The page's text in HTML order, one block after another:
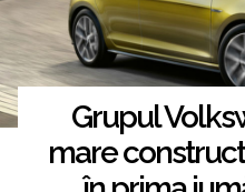
Grupul
mare